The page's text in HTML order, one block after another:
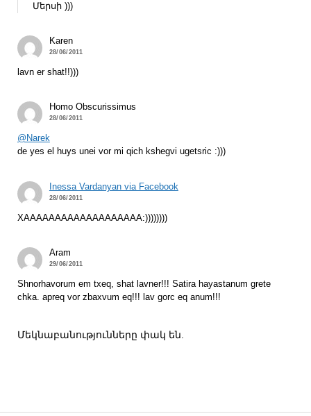
Մերսի )))
Karen
28/06/2011
lavn er shat!!)))
Homo Obscurissimus
28/06/2011
@Narek
de yes el huys unei vor mi qich kshegvi ugetsric :)))
Inessa Vardanyan via Facebook
28/06/2011
XAAAAAAAAAAAAAAAAAAA:))))))))
Aram
29/06/2011
Shnorhavorum em txeq, shat lavner!!! Satira hayastanum grete
chka. apreq vor zbaxvum eq!!! lav gorc eq anum!!!
Մեկնաբանությունները փակ են.